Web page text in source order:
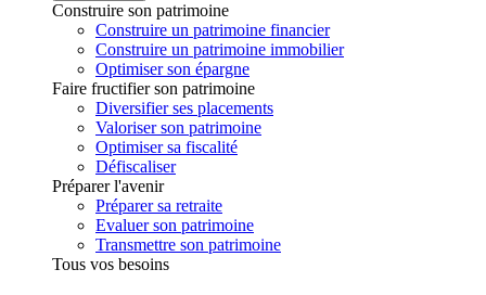
Construire son patrimoine
Construire un patrimoine financier
Construire un patrimoine immobilier
Optimiser son épargne
Faire fructifier son patrimoine
Diversifier ses placements
Valoriser son patrimoine
Optimiser sa fiscalité
Défiscaliser
Préparer l'avenir
Préparer sa retraite
Evaluer son patrimoine
Transmettre son patrimoine
Tous vos besoins